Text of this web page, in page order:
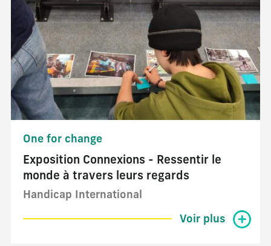
One for change
Exposition Connexions - Ressentir le
monde à travers leurs regards
Handicap International
Voir plus